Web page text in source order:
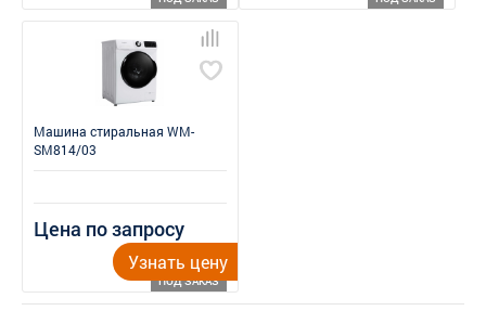
Машина стиральная WM-
SM814/03
Цена по запросу
ПОД ЗАКАЗ
Узнать цену